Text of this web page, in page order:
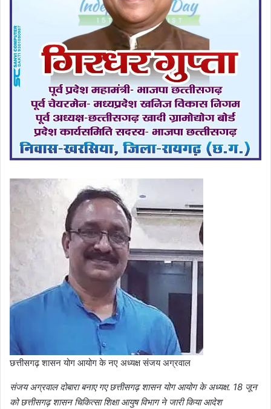
छत्तीसगढ़ शासन योग आयोग के नए अध्यक्ष संजय अग्रवाल
संजय अग्रवाल दोबारा बनाए गए छत्तीसगढ़ शासन योग आयोग के अध्यक्ष. 18 जून
को छत्तीसगढ़ शासन चिकित्सा शिक्षा आयुष विभाग ने जारी किया आदेश